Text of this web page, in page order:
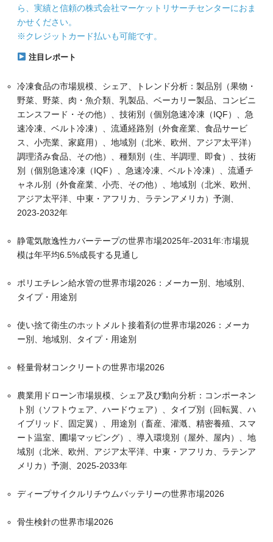
ら、実績と信頼の株式会社マーケットリサーチセンターにおま
かせください。
※クレジットカード払いも可能です。
注目レポート
冷凍食品の市場規模、シェア、トレンド分析：製品別（果物・
野菜、野菜、肉・魚介類、乳製品、ベーカリー製品、コンビニ
エンスフード・その他）、技術別（個別急速冷凍（IQF）、急
速冷凍、ベルト冷凍）、流通経路別（外食産業、食品サービ
ス、小売業、家庭用）、地域別（北米、欧州、アジア太平洋）
調理済み食品、その他）、種類別（生、半調理、即食）、技術
別（個別急速冷凍（IQF）、急速冷凍、ベルト冷凍）、流通チ
ャネル別（外食産業、小売、その他）、地域別（北米、欧州、
アジア太平洋、中東・アフリカ、ラテンアメリカ）予測、
2023-2032年
静電気散逸性カバーテープの世界市場2025年-2031年:市場規
模は年平均6.5%成長する見通し
ポリエチレン給水管の世界市場2026：メーカー別、地域別、
タイプ・用途別
使い捨て衛生のホットメルト接着剤の世界市場2026：メーカ
ー別、地域別、タイプ・用途別
軽量骨材コンクリートの世界市場2026
農業用ドローン市場規模、シェア及び動向分析：コンポーネン
ト別（ソフトウェア、ハードウェア）、タイプ別（回転翼、ハ
イブリッド、固定翼）、用途別（畜産、灌漑、精密養殖、スマ
ート温室、圃場マッピング）、導入環境別（屋外、屋内）、地
域別（北米、欧州、アジア太平洋、中東・アフリカ、ラテンア
メリカ）予測、2025-2033年
ディープサイクルリチウムバッテリーの世界市場2026
骨生検針の世界市場2026